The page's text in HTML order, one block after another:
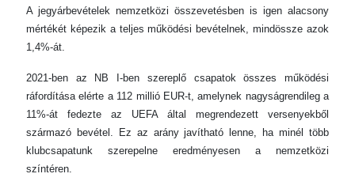
A jegyárbevételek nemzetközi összevetésben is igen alacsony
mértékét képezik a teljes működési bevételnek, mindössze azok
1,4%-át.
2021-ben az NB I-ben szereplő csapatok összes működési
ráfordítása elérte a 112 millió EUR-t, amelynek nagyságrendileg a
11%-át fedezte az UEFA által megrendezett versenyekből
származó bevétel. Ez az arány javítható lenne, ha minél több
klubcsapatunk szerepelne eredményesen a nemzetközi
színtéren.